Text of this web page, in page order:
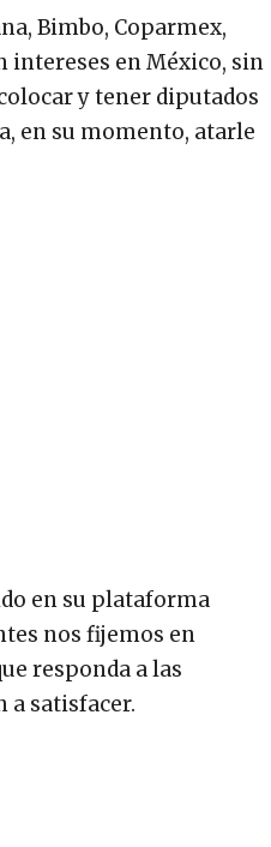
Bimbo, Coparmex,
intereses en México, sin
y tener diputados
en su momento, atarle
en su plataforma
nos fijemos en
responda a las
a satisfacer.